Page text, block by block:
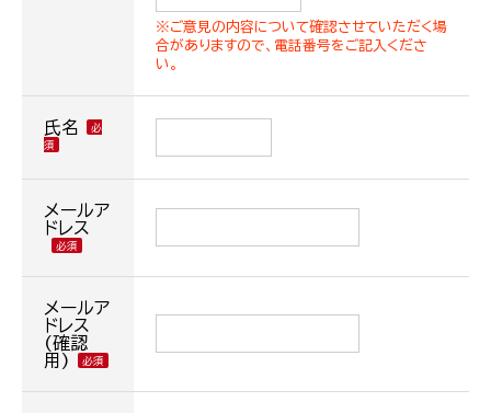
※ご意見の内容について確認させていただく場
合がありますので、電話番号をご記入くださ
い。
氏名
メールア
ドレス
メールア
ドレス
(確認
用)